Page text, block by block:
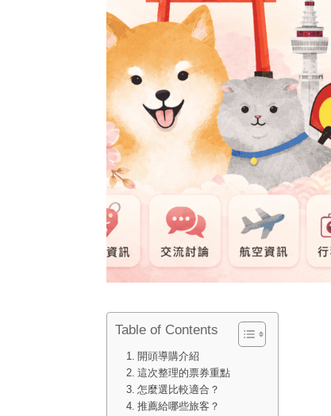
Table of Contents
開頭導購介紹
這次整理的票券重點
怎麼選比較適合？
推薦給哪些旅客？